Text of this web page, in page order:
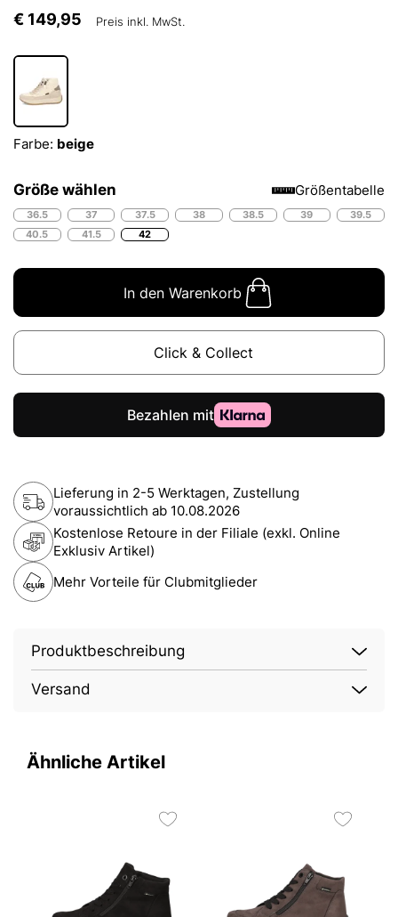
€ 149,95 Preis inkl. MwSt.
Farbe: beige
Größe wählen Größentabelle
36.5 37 37.5 38 38.5 39
39.5
40.5
41.5 42
In den Warenkorb
Click & Collect
Lieferung in 2-5 Werktagen, Zustellung
voraussichtlich ab 10.08.2026
Kostenlose Retoure in der Filiale (exkl. Online
Exklusiv Artikel)
Mehr Vorteile für Clubmitglieder
Produktbeschreibung
Versand
Ähnliche Artikel